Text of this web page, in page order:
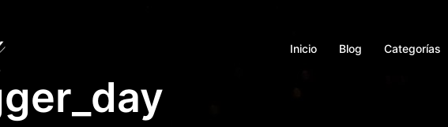
Inicio Blog Categorías